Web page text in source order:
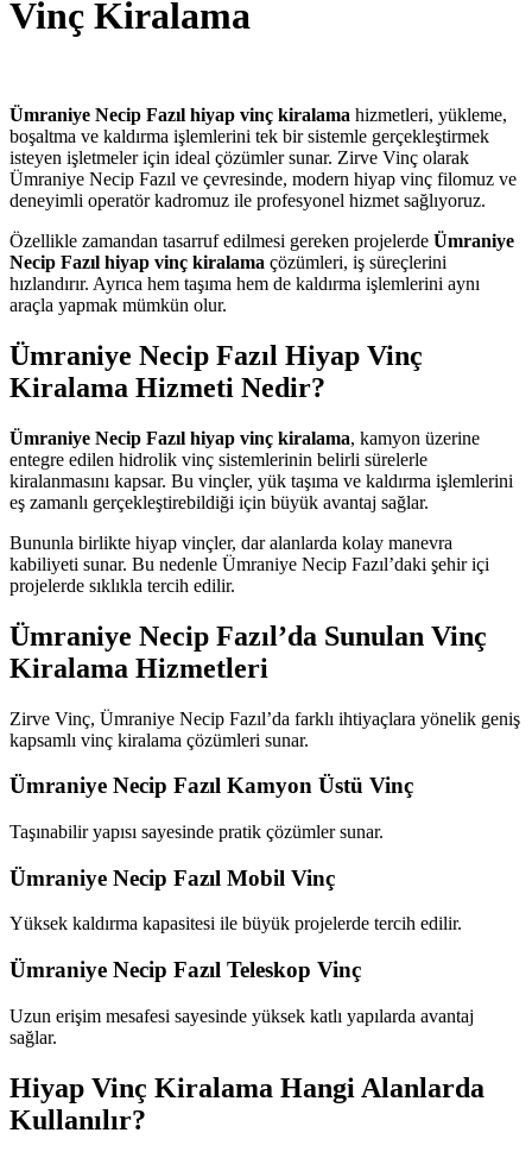
Vinç Kiralama
Ümraniye Necip Fazıl hiyap vinç kiralama hizmetleri, yükleme,
boşaltma ve kaldırma işlemlerini tek bir sistemle gerçekleştirmek
isteyen işletmeler için ideal çözümler sunar. Zirve Vinç olarak
Ümraniye Necip Fazıl ve çevresinde, modern hiyap vinç filomuz ve
deneyimli operatör kadromuz ile profesyonel hizmet sağlıyoruz.
Özellikle zamandan tasarruf edilmesi gereken projelerde Ümraniye
Necip Fazıl hiyap vinç kiralama çözümleri, iş süreçlerini
hızlandırır. Ayrıca hem taşıma hem de kaldırma işlemlerini aynı
araçla yapmak mümkün olur.
Ümraniye Necip Fazıl Hiyap Vinç
Kiralama Hizmeti Nedir?
Ümraniye Necip Fazıl hiyap vinç kiralama, kamyon üzerine
entegre edilen hidrolik vinç sistemlerinin belirli sürelerle
kiralanmasını kapsar. Bu vinçler, yük taşıma ve kaldırma işlemlerini
eş zamanlı gerçekleştirebildiği için büyük avantaj sağlar.
Bununla birlikte hiyap vinçler, dar alanlarda kolay manevra
kabiliyeti sunar. Bu nedenle Ümraniye Necip Fazıl’daki şehir içi
projelerde sıklıkla tercih edilir.
Ümraniye Necip Fazıl’da Sunulan Vinç
Kiralama Hizmetleri
Zirve Vinç, Ümraniye Necip Fazıl’da farklı ihtiyaçlara yönelik geniş
kapsamlı vinç kiralama çözümleri sunar.
Ümraniye Necip Fazıl Kamyon Üstü Vinç
Taşınabilir yapısı sayesinde pratik çözümler sunar.
Ümraniye Necip Fazıl Mobil Vinç
Yüksek kaldırma kapasitesi ile büyük projelerde tercih edilir.
Ümraniye Necip Fazıl Teleskop Vinç
Uzun erişim mesafesi sayesinde yüksek katlı yapılarda avantaj
sağlar.
Hiyap Vinç Kiralama Hangi Alanlarda
Kullanılır?